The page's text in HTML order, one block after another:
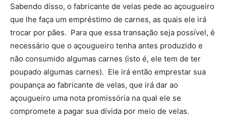
Sabendo disso, o fabricante de velas pede ao açougueiro
que lhe faça um empréstimo de carnes, as quais ele irá
trocar por pães. Para que essa transação seja possível, é
necessário que o açougueiro tenha antes produzido e
não consumido algumas carnes (isto é, ele tem de ter
poupado algumas carnes). Ele irá então emprestar sua
poupança ao fabricante de velas, que irá dar ao
açougueiro uma nota promissória na qual ele se
compromete a pagar sua dívida por meio de velas.